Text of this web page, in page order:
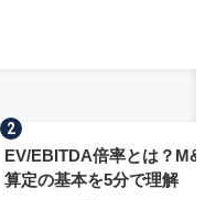
EV/EBITDA倍率とは？
算定の基本を5分で理解